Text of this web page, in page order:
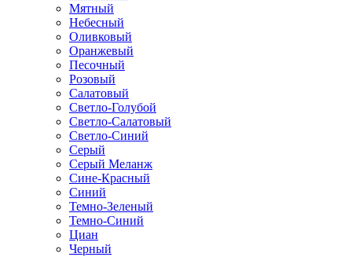
Мятный
Небесный
Оливковый
Оранжевый
Песочный
Розовый
Салатовый
Светло-Голубой
Светло-Салатовый
Светло-Синий
Серый
Серый Меланж
Сине-Красный
Синий
Темно-Зеленый
Темно-Синий
Циан
Черный